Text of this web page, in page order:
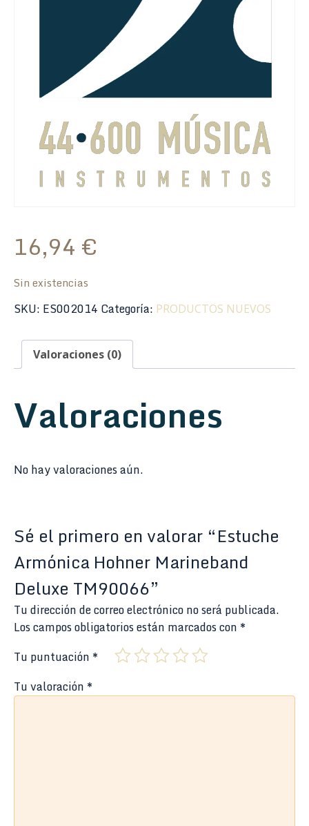
16,94 €
Sin existencias
SKU: ES002014 Categoría: PRODUCTOS NUEVOS
Valoraciones (0)
Valoraciones
No hay valoraciones aún.
Sé el primero en valorar “Estuche
Armónica Hohner Marineband
Deluxe TM90066”
Tu dirección de correo electrónico no será publicada.
Los campos obligatorios están marcados con *
Tu puntuación *
Tu valoración *